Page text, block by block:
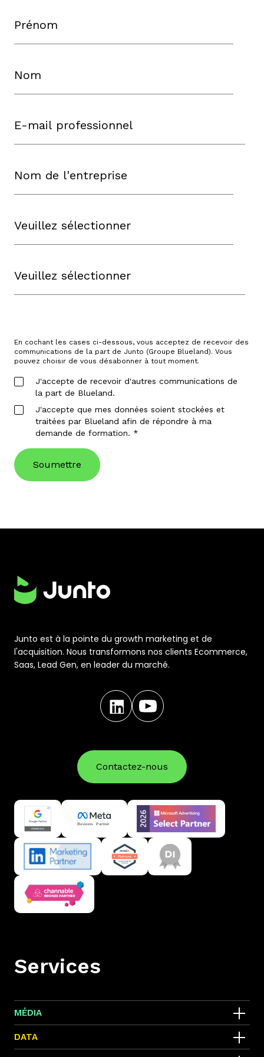
En cochant les cases ci-dessous, vous acceptez de recevoir des
communications de la part de Junto (Groupe Blueland). Vous
pouvez choisir de vous désabonner à tout moment.
J'accepte de recevoir d'autres communications de
la part de Blueland.
J'accepte que mes données soient stockées et
traitées par Blueland afin de répondre à ma
demande de formation. *
Junto est à la pointe du growth marketing et de
l'acquisition. Nous transformons nos clients Ecommerce,
Saas, Lead Gen, en leader du marché.
Contactez-nous
Services
MÉDIA
SEA
Marketing Digital
DATA
Google Data Studio